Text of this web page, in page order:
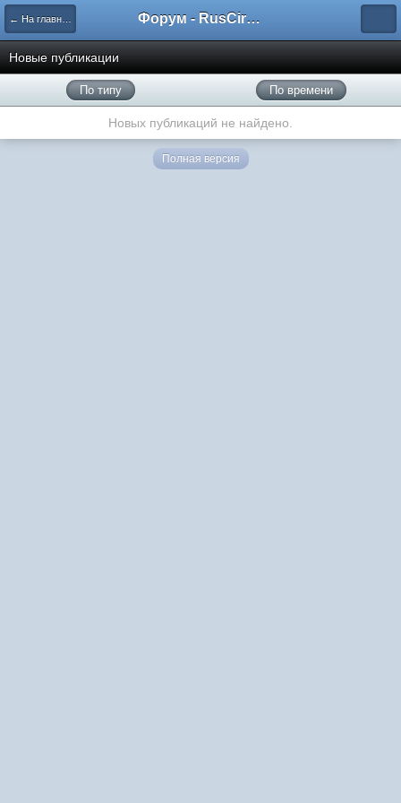
← На главную Форум - RusCircus.ru
Новые публикации
По типу По времени
Новых публикаций не найдено.
Полная версия